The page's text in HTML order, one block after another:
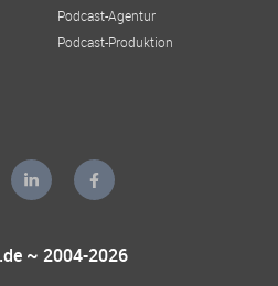
Podcast-Agentur
Podcast-Produktion
~ 2004-2026